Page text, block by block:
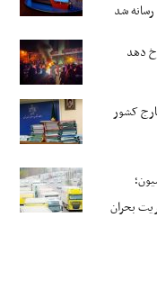
شد
دهد
کشور
بحران